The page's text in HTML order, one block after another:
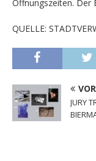
Öffnungszeiten. Der
QUELLE:
JURY